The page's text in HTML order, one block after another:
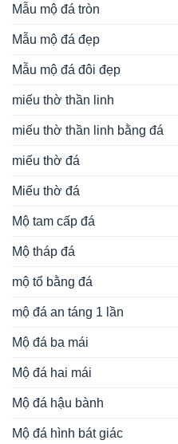
Mẫu mộ đá tròn
Mẫu mộ đá đẹp
Mẫu mộ đá đôi đẹp
miếu thờ thần linh
miếu thờ thần linh bằng đá
miếu thờ đá
Miếu thờ đá
Mộ tam cấp đá
Mộ tháp đá
mộ tổ bằng đá
mộ đá an táng 1 lần
Mộ đá ba mái
Mộ đá hai mái
Mộ đá hậu bành
Mộ đá hình bát giác